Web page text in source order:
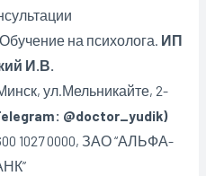
на психолога. ИП
И.В.
ул.Мельникайте, 2-
@doctor_yudik)
1027 0000, ЗАО “АЛЬФА-